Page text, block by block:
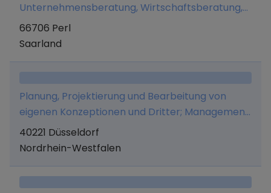
Unternehmensberatung, Wirtschaftsberatung,
Verwaltung eigenen Vermögens, Marketing und
Managementaufgaben.
66706 Perl
Saarland
Planung, Projektierung und Bearbeitung von
eigenen Konzeptionen und Dritter; Management
und Beratungsdienstleistungen, sowie das Halten
und Veräußern von Beteiligungen aller Art.
40221 Düsseldorf
Nordrhein-Westfalen